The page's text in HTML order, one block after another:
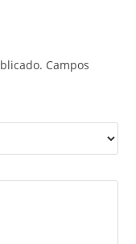
Campos